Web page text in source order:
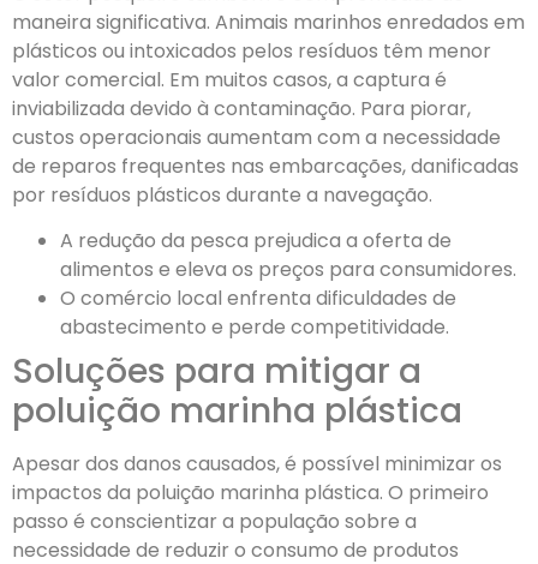
maneira significativa. Animais marinhos enredados em
plásticos ou intoxicados pelos resíduos têm menor
valor comercial. Em muitos casos, a captura é
inviabilizada devido à contaminação. Para piorar,
custos operacionais aumentam com a necessidade
de reparos frequentes nas embarcações, danificadas
por resíduos plásticos durante a navegação.
A redução da pesca prejudica a oferta de
alimentos e eleva os preços para consumidores.
O comércio local enfrenta dificuldades de
abastecimento e perde competitividade.
Soluções para mitigar a
poluição marinha plástica
Apesar dos danos causados, é possível minimizar os
impactos da poluição marinha plástica. O primeiro
passo é conscientizar a população sobre a
necessidade de reduzir o consumo de produtos